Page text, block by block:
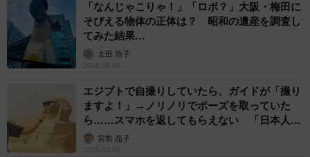
「なんじゃこりゃ！」「ロボ？」大阪・梅田に
そびえる物体の正体は？ 昭和の遺産を調査し
てみた結果…
太田 浩子
2026.08.06
エジプトで自撮りしていたら、ガイドが「撮り
ますよ！」→ノリノリでポーズを取っていた
ら……スマホを返してもらえない 「日本人は
カモ代表かも」「私は6時間で3万円払った」
宮前 晶子
2026.08.06